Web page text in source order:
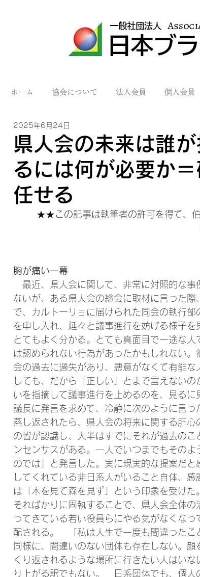
ホーム 協会について 法人会員 個人会員
県人会の未来は誰
るには何が必要か
任せる
2025年6月24日
★★この記事は執筆者の許可を得て、
胸が痛い一幕
最近、県人会に関して、非常に対照的な事
ないが、ある県人会の総会に取材に言った
で、カルトーリョに届けられた同会の執行
を申し入れ、延々と議事進行を妨げる様子
とてもよく分かる。とても真面目で一途な
は認められない行為があったかもしれない
会の過去に過失があり、悪意がなくて有能
しても、だから「正しい」とまで言えない
いを指摘して議事進行を止めるのを、見る
議長に発言を求めて、冷静に次のように言
蒸し返されたら、県人会の将来に関する肝
の皆が認識し、大半はすでにそれが過去の
ンセンサスがある。一人でいつまでもその
のでは」と発言した。実に現実的な提案だ
してくれている非日系人がいること自体、
は「木を見て森を見ず」という印象を受け
そればかりに固執することで、県人会全体
ってきている若い役員らにやる気がなくな
配される。　「私は人生で一度も間違ったこ
同様に、間違いのない団体も存在しない。
くり返されるような場所に行きたい人はい
り上がる訳でもない。　日系団体でも、個